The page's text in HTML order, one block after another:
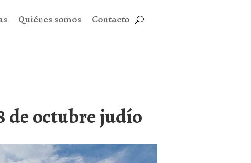
Quiénes somos Contacto
de octubre judío